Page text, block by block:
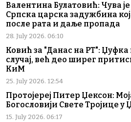
Валентина Булатовић: Чува
Српска царска задужбина
после рата и даље пропада
28. July 2026. 06:10
Ковић за "Данас на РТ":
случај, већ део ширег
КиМ
25. July 2026. 12:54
Протојереј Питер Џексон:
Богословији Свете Тројице
15. July 2026. 06:17